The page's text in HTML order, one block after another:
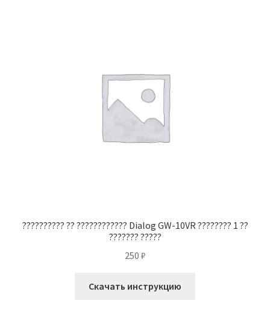
?????????? ?? ???????????? Dialog GW-10VR ???????? 1 ??
??????? ?????
250 ₽
Скачать инструкцию